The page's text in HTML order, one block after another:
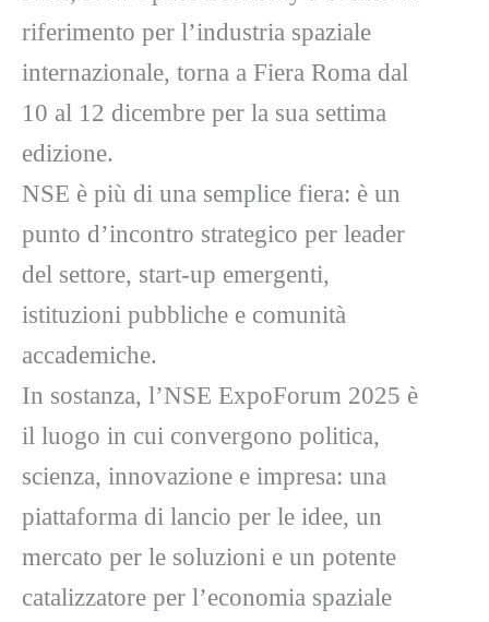
riferimento per l’industria spaziale
internazionale, torna a Fiera Roma dal
10 al 12 dicembre per la sua settima
edizione.
NSE è più di una semplice fiera: è un
punto d’incontro strategico per leader
del settore, start-up emergenti,
istituzioni pubbliche e comunità
accademiche.
In sostanza, l’NSE ExpoForum 2025 è
il luogo in cui convergono politica,
scienza, innovazione e impresa: una
piattaforma di lancio per le idee, un
mercato per le soluzioni e un potente
catalizzatore per l’economia spaziale